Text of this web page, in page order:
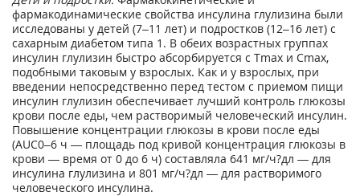
фармакодинамические свойства инсулина глулизина были
исследованы у детей (7–11 лет) и подростков (12–16 лет) с
сахарным диабетом типа 1. В обеих возрастных группах
инсулин глулизин быстро абсорбируется с Тmax и Сmax,
подобными таковым у взрослых. Как и у взрослых, при
введении непосредственно перед тестом с приемом пищи
инсулин глулизин обеспечивает лучший контроль глюкозы
крови после еды, чем растворимый человеческий инсулин.
Повышение концентрации глюкозы в крови после еды
(AUC0–6 ч — площадь под кривой концентрация глюкозы в
крови — время от 0 до 6 ч) составляла 641 мг/ч?дл — для
инсулина глулизина и 801 мг/ч?дл — для растворимого
человеческого инсулина.